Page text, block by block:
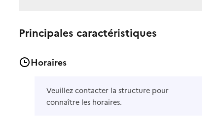
Principales caractéristiques
Horaires
Veuillez contacter la structure pour
connaître les horaires.